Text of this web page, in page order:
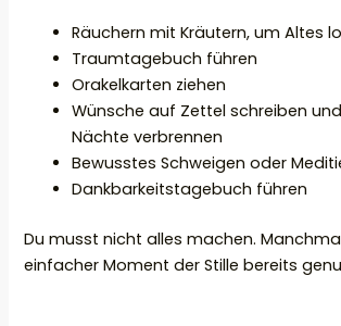
Räuchern mit Kräutern, um Altes
Traumtagebuch führen
Orakelkarten ziehen
Wünsche auf Zettel schreiben
Nächte verbrennen
Bewusstes Schweigen oder
Dankbarkeitstagebuch führen
Du musst nicht alles machen.
einfacher Moment der Stille bereits